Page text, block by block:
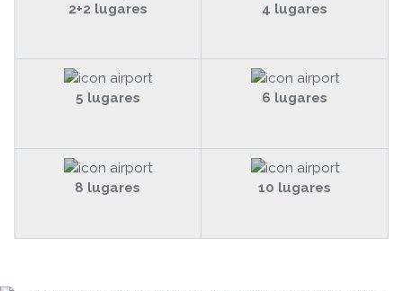
2+2 lugares 4 lugares
5 lugares 6 lugares
8 lugares 10 lugares